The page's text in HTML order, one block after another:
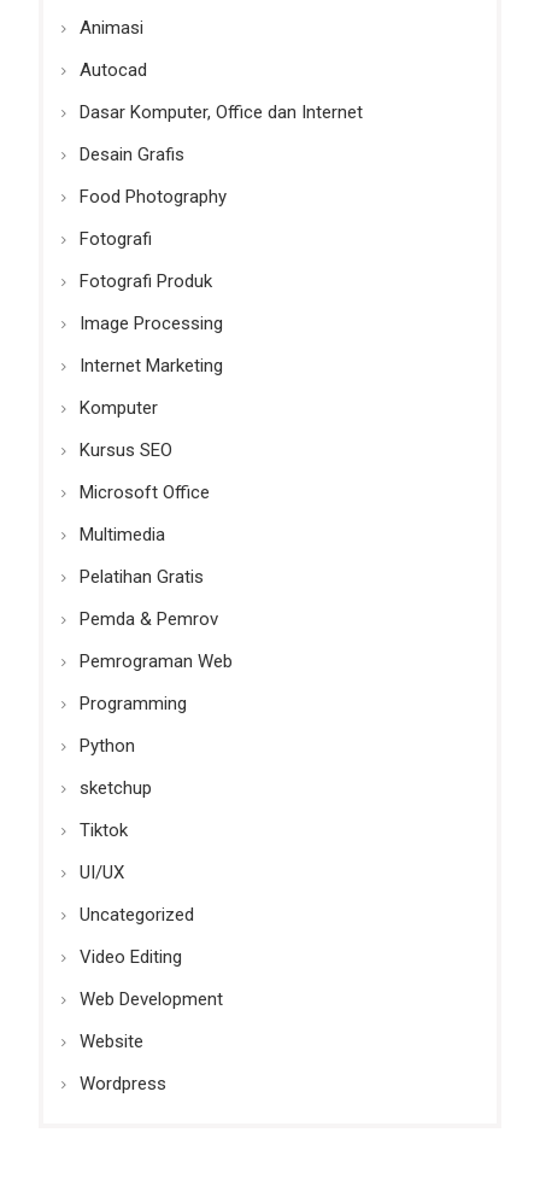
Animasi
Autocad
Dasar Komputer, Office dan Internet
Desain Grafis
Food Photography
Fotografi
Fotografi Produk
Image Processing
Internet Marketing
Komputer
Kursus SEO
Microsoft Office
Multimedia
Pelatihan Gratis
Pemda & Pemrov
Pemrograman Web
Programming
Python
sketchup
Tiktok
UI/UX
Uncategorized
Video Editing
Web Development
Website
Wordpress